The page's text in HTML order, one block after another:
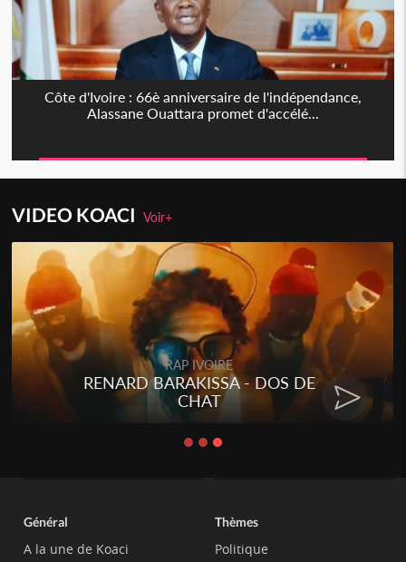
Côte d'Ivoire : 66è anniversaire de l'indépendance,
Alassane Ouattara promet d'accélé...
VIDEO KOACIVoir+
Togo
Talakaka - ÉTÉRÉRÉ
Général
A la une de Koaci
Thèmes
Politique